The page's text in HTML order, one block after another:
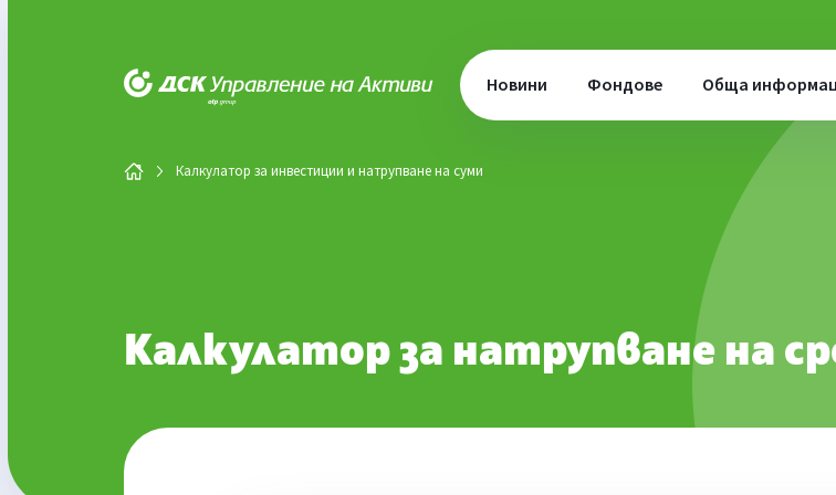
Новини Фондове Обща
ДСК Управление на активи
Калкулатор за инвестиции и натрупване на суми
Калкулатор за натрупване на